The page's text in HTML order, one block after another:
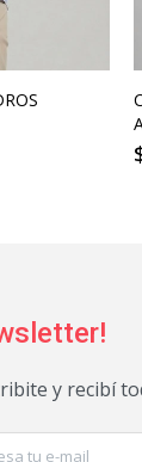
y recibí